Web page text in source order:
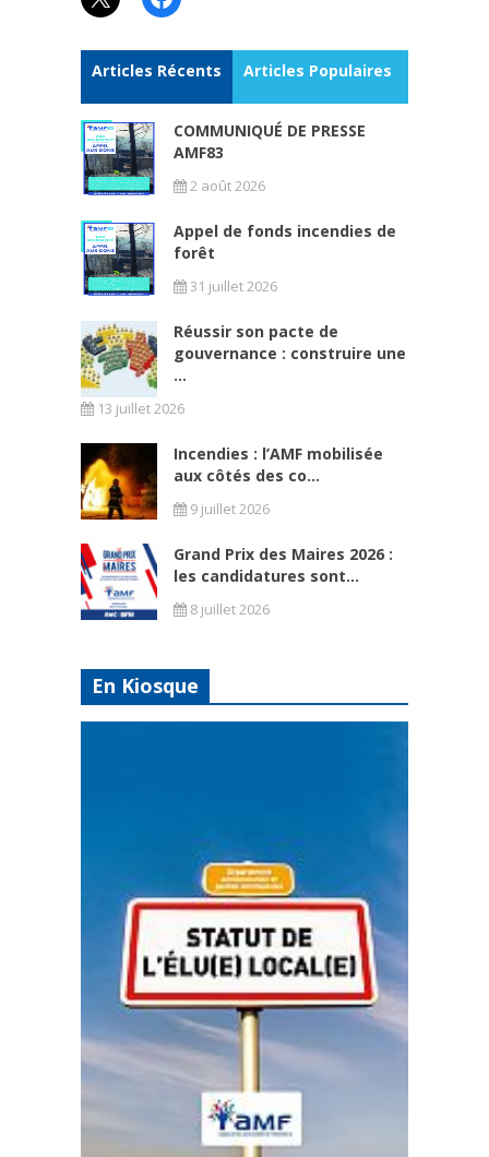
Articles Récents Articles Populaires
COMMUNIQUÉ DE PRESSE
AMF83
2 août 2026
Appel de fonds incendies de
forêt
31 juillet 2026
Réussir son pacte de
gouvernance : construire une
...
13 juillet 2026
Incendies : l’AMF mobilisée
aux côtés des co...
9 juillet 2026
Grand Prix des Maires 2026 :
les candidatures sont...
8 juillet 2026
En Kiosque